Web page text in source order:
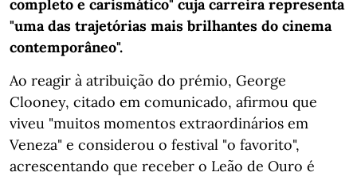
completo e carismático" cuja carreira representa
"uma das trajetórias mais brilhantes do cinema
contemporâneo".
Ao reagir à atribuição do prémio, George
Clooney, citado em comunicado, afirmou que
viveu "muitos momentos extraordinários em
Veneza" e considerou o festival "o favorito",
acrescentando que receber o Leão de Ouro é